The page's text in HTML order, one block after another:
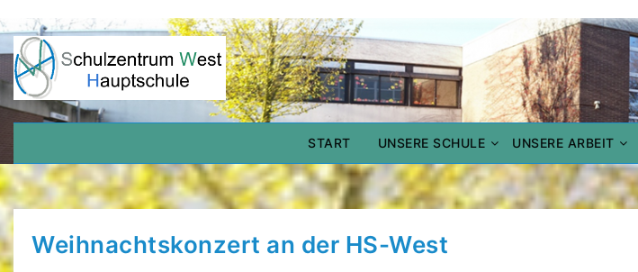
content
START UNSERE SCHULE UNSERE ARBEIT
HAUPTSCHULE
WEST
Schulzentrum West Delmenhorst
Weihnachtskonzert an der HS-West